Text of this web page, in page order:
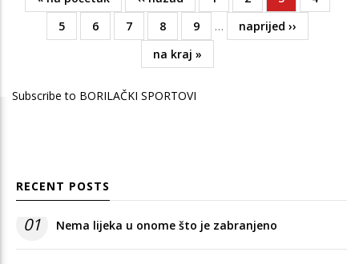
page
page
page
Page
5 Page
6 Page
7 Page
8 Page
9 …
Next
page
naprijed ››
Last
page
na kraj »
Subscribe to BORILAČKI SPORTOVI
RECENT POSTS
01 Nema lijeka u onome što je zabranjeno